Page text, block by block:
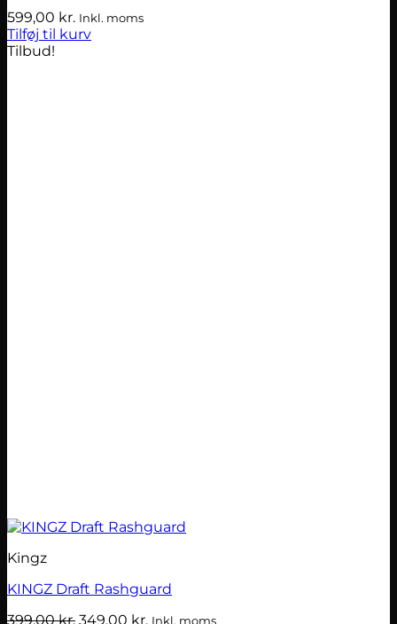
599,00 kr. Inkl. moms
Tilføj til kurv
Tilbud!
Kingz
KINGZ Draft Rashguard
399,00kr. Den
349,00 kr.Den
Inkl. moms